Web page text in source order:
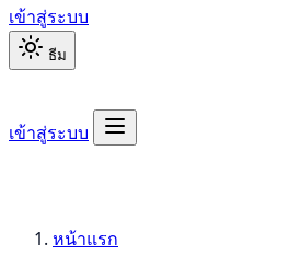
เข้าสู่ระบบ
ธีม
เข้าสู่ระบบ
หน้าแรก